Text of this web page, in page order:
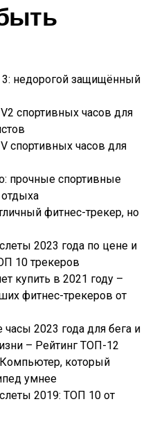
3: недорогой защищённый
спортивных часов для
спортивных часов для
прочные спортивные
фитнес-трекер, но
2023 года по цене и
10 трекеров
купить в 2021 году –
фитнес-трекеров от
2023 года для бега и
– Рейтинг ТОП-12
который
умнее
2019: ТОП 10 от